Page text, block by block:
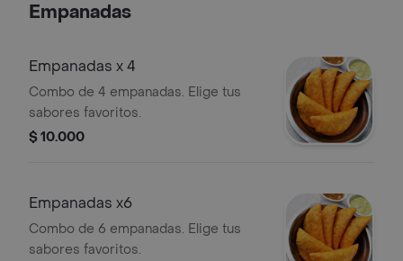
Empanadas
Empanadas x 4
Combo de 4 empanadas. Elige tus
sabores favoritos.
$ 10.000
Empanadas x6
Combo de 6 empanadas. Elige tus
sabores favoritos.